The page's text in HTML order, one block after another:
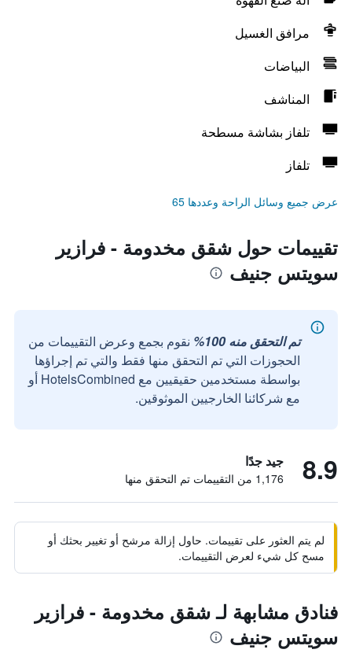
مرافق الغسيل
البياضات
المناشف
تلفاز بشاشة مسطحة
تلفاز
عرض جميع وسائل الراحة وعددها 65
تقييمات حول شقق مخدومة - فرازير
سويتس جنيف
تم التحقق منه 100%
نقوم بجمع وعرض التقييمات من
الحجوزات التي تم التحقق منها فقط والتي تم إجراؤها
بواسطة مستخدمين حقيقيين مع HotelsCombined أو
مع شركائنا الخارجيين الموثوقين.
8.9 جيد جدًا
1,176 من التقييمات تم التحقق منها
لم يتم العثور على تقييمات. حاول إزالة مرشح أو تغيير بحثك أو
مسح كل شيء لعرض التقييمات.
فنادق مشابهة لـ شقق مخدومة - فرازير
سويتس جنيف